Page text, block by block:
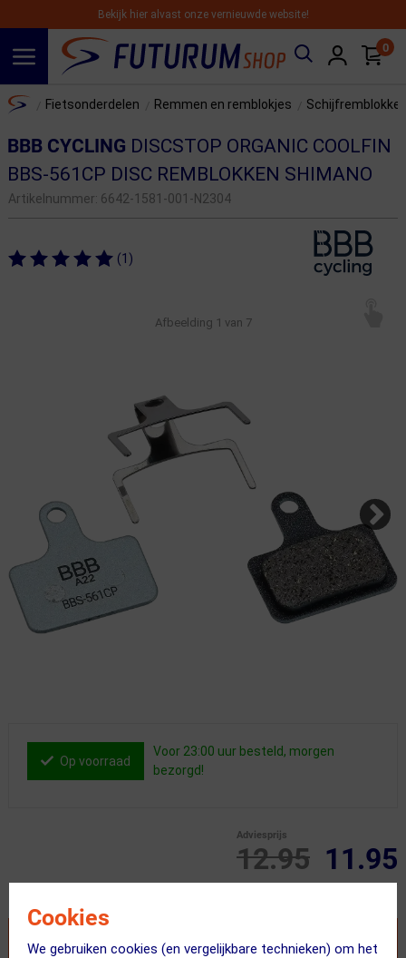
Cookies
We gebruiken cookies (en vergelijkbare technieken) om het
Bekijk hier alvast onze vernieuwde website!
0
Home Fietsonderdelen Remmen en remblokjes
BBB CYCLING DISCSTOP ORGANIC COOLFIN
BBS-561CP DISC REMBLOKKEN SHIMANO
Artikelnummer: 6642-1581-001-N2304
(1)
Afbeelding 1 van 7
Op voorraad
Voor 23:00 uur besteld, morgen
bezorgd!
12.95
Adviesprijs
11.95
VOEG TOE AAN WINKELWAGEN